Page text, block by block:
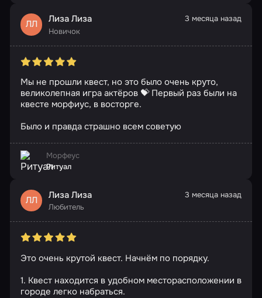
ЛЛ Лиза Лиза
Новичок
3 месяца назад
Мы не прошли квест, но это было очень круто,
великолепная игра актёров 💝 Первый раз были на
квесте морфиус, в восторге.
Было и правда страшно всем советую
Морфеус
Ритуал
ЛЛ Лиза Лиза
Любитель
3 месяца назад
Это очень крутой квест. Начнём по порядку.
1. Квест находится в удобном месторасположении в
городе легко набраться.